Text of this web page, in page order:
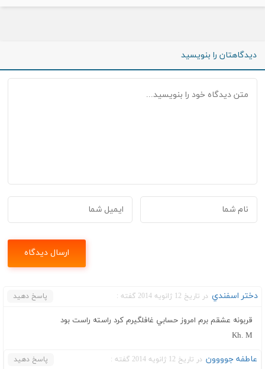
دیدگاهتان را بنویسید
دختر اسفندي در تاریخ 12 ژانویه 2014 گفته : پاسخ دهید
قربونه عشقم برم امروز حسابي غافلگيرم کرد راسته راست بود
Kh. M
عاطفه جوووون در تاریخ 12 ژانویه 2014 گفته : پاسخ دهید